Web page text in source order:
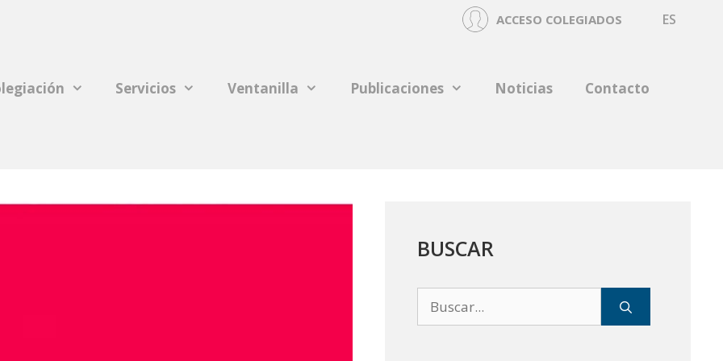
ACCESO COLEGIADOS ES
Servicios Ventanilla Publicaciones Noticias Contacto
BUSCAR